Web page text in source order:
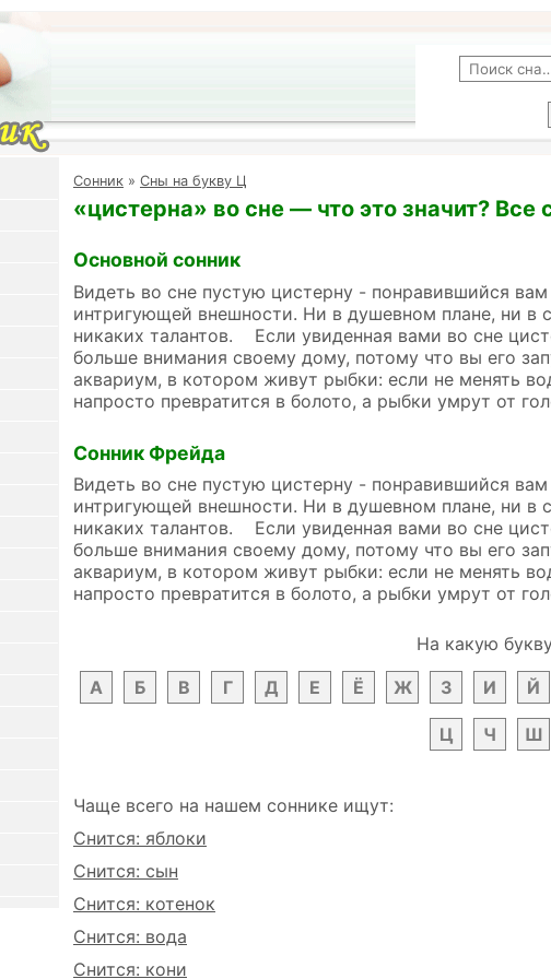
Cонник » Сны на букву Ц
«цистерна» во сне — что это значит? Все
Основной сонник
Видеть во сне пустую цистерну - понравившийся
интригующей внешности. Ни в душевном плане, ни в
никаких талантов. Если увиденная вами во сне
больше внимания своему дому, потому что вы его
аквариум, в котором живут рыбки: если не менять
напросто превратится в болото, а рыбки умрут от
Сонник Фрейда
Видеть во сне пустую цистерну - понравившийся
интригующей внешности. Ни в душевном плане, ни в
никаких талантов. Если увиденная вами во сне
больше внимания своему дому, потому что вы его
аквариум, в котором живут рыбки: если не менять
напросто превратится в болото, а рыбки умрут от
На какую
А
Б В Г Д Е Ё Ж З И Й
Ц Ч Ш
Чаще всего на нашем соннике ищут:
Снится: яблоки
Снится: сын
Снится: котенок
Снится: вода
Снится: кони